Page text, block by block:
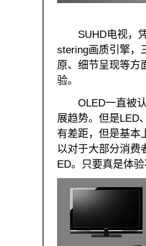
SUHD电视，凭
stering画质引擎，
原、细节呈现等方
验。
OLED一直被认
展趋势。但是LED
有差距，但是基本
以对于大部分消费
ED。只要真是体